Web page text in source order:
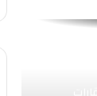
.. “عدم
حرب